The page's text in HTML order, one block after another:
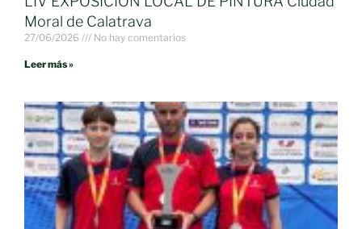
Moral de Calatrava
27/06/2026 No hay comentarios
Leer más »